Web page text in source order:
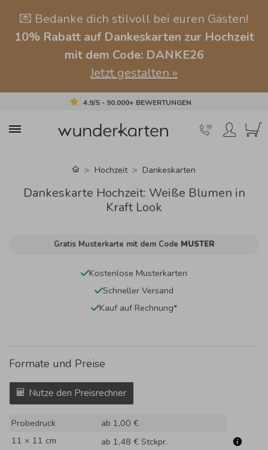
💌 Bedanke dich stilvoll bei euren Gästen!
10% Rabatt auf Dankeskarten zur Hochzeit
mit dem Code: DANKE26
Jetzt gestalten »
4.9/5 - 90.000+ BEWERTUNGEN
Hochzeit Dankeskarten
Dankeskarte Hochzeit: Weiße Blumen in
Kraft Look
Gratis Musterkarte mit dem Code MUSTER
Kostenlose Musterkarten
Schneller Versand
Kauf auf Rechnung*
Formate und Preise
Nutze den Preisrechner
Probedruck
ab 1,00 €
11 × 11 cm
ab 1,48 € Stckpr.